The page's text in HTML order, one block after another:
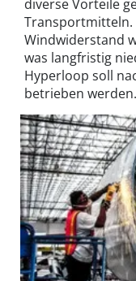
diverse Vorteile
Transportmitteln.
Windwiderstand
was langfristig
Hyperloop soll
betrieben werden.